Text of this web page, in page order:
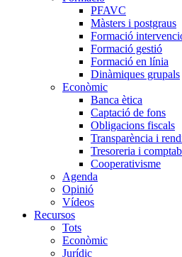
PFAVC
Màsters i postgraus
Formació
Formació gestió
Formació en línia
Dinàmiques grupals
Econòmic
Banca ètica
Captació de fons
Obligacions fiscals
Transparència i
Tresoreria i
Cooperativisme
Agenda
Opinió
Vídeos
Recursos
Tots
Econòmic
Jurídic